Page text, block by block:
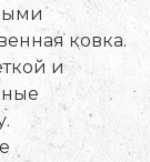
ковка.
и